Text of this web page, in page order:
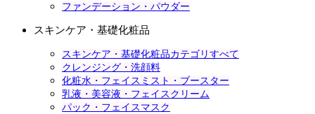
ファンデーション・パウダー
スキンケア・基礎化粧品
スキンケア・基礎化粧品カテゴリすべて
クレンジング・洗顔料
化粧水・フェイスミスト・ブースター
乳液・美容液・フェイスクリーム
パック・フェイスマスク